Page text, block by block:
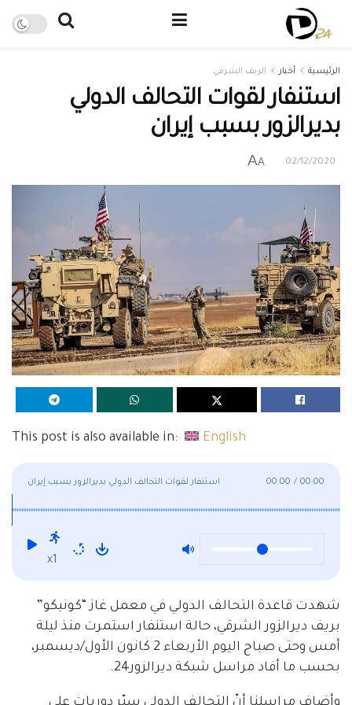
الرئيسية أخبار الريف الشرقي
استنفار لقوات التحالف الدولي
بديرالزور بسبب إيران
02/12/2020
A
A
This post is also available in: English
استنفار لقوات التحالف الدولي بديرالزور بسبب إيران 00:00 / 00:00
x1
شهدت قاعدة التحالف الدولي في معمل غاز “كونيكو”
بريف ديرالزور الشرقي، حالة استنفار استمرت منذ ليلة
أمس وحتى صباح اليوم الأربعاء 2 كانون الأول/ديسمبر،
بحسب ما أفاد مراسل شبكة ديرالزور24.